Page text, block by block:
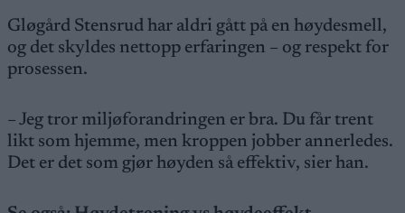
Gløgård Stensrud har aldri gått på en høydesmell,
og det skyldes nettopp erfaringen – og respekt for
prosessen.
– Jeg tror miljøforandringen er bra. Du får trent
likt som hjemme, men kroppen jobber annerledes.
Det er det som gjør høyden så effektiv, sier han.